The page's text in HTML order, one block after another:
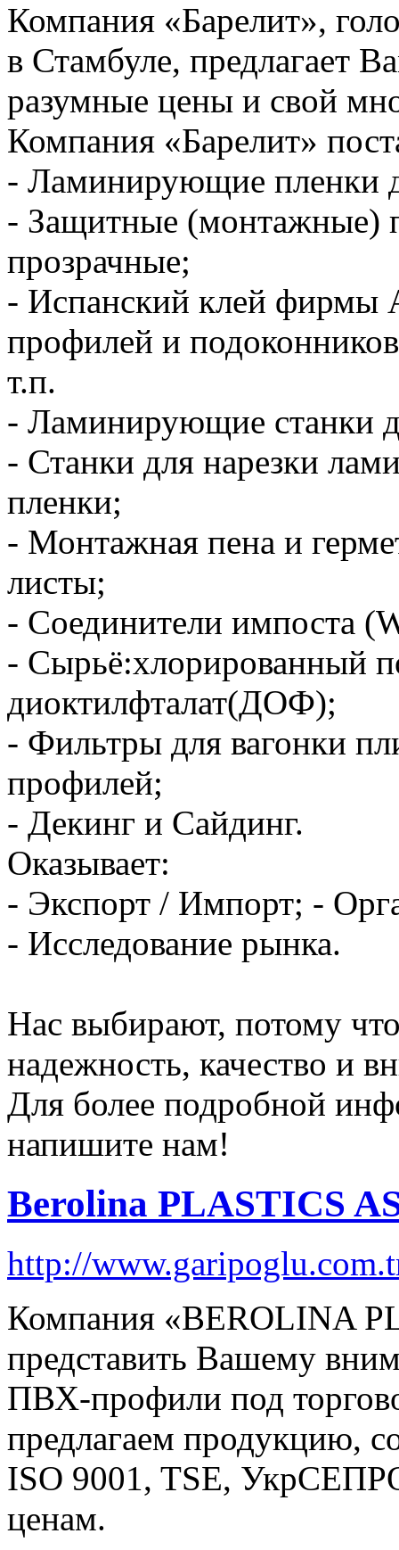
Компания «Барелит»,
в Стамбуле, предлагает
разумные цены и свой
Компания «Барелит»
- Ламинирующие пленки
- Защитные (монтажные)
прозрачные;
- Испанский клей фирмы
профилей и
т.п.
- Ламинирующие станки
- Станки для нарезки
пленки;
- Монтажная пена и
листы;
- Соединители импоста
- Сырьё:хлорированный
диоктилфталат(ДОФ);
- Фильтры для вагонки
профилей;
- Декинг и Сайдинг.
Оказывает:
- Экспорт / Импорт; -
- Исследование рынка.
Нас выбирают, потому
надежность, качество и
Для более подробной
напишите нам!
Berolina PLASTICS
http://
Компания «BEROLINA
представить Вашему
ПВХ-профили под
предлагаем продукцию,
ISO 9001, TSE,
ценам.